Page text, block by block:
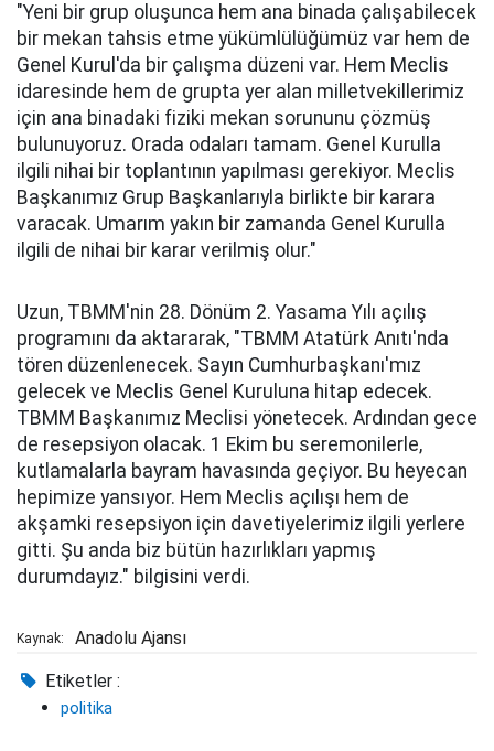
"Yeni bir grup oluşunca hem ana binada çalışabilecek
bir mekan tahsis etme yükümlülüğümüz var hem de
Genel Kurul'da bir çalışma düzeni var. Hem Meclis
idaresinde hem de grupta yer alan milletvekillerimiz
için ana binadaki fiziki mekan sorununu çözmüş
bulunuyoruz. Orada odaları tamam. Genel Kurulla
ilgili nihai bir toplantının yapılması gerekiyor. Meclis
Başkanımız Grup Başkanlarıyla birlikte bir karara
varacak. Umarım yakın bir zamanda Genel Kurulla
ilgili de nihai bir karar verilmiş olur."
Uzun, TBMM'nin 28. Dönüm 2. Yasama Yılı açılış
programını da aktararak, "TBMM Atatürk Anıtı'nda
tören düzenlenecek. Sayın Cumhurbaşkanı'mız
gelecek ve Meclis Genel Kuruluna hitap edecek.
TBMM Başkanımız Meclisi yönetecek. Ardından gece
de resepsiyon olacak. 1 Ekim bu seremonilerle,
kutlamalarla bayram havasında geçiyor. Bu heyecan
hepimize yansıyor. Hem Meclis açılışı hem de
akşamki resepsiyon için davetiyelerimiz ilgili yerlere
gitti. Şu anda biz bütün hazırlıkları yapmış
durumdayız." bilgisini verdi.
Kaynak: Anadolu Ajansı
Etiketler :
politika